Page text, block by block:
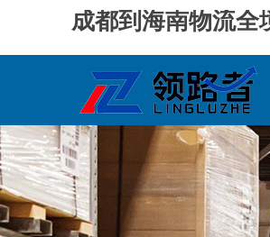
成都到海南物